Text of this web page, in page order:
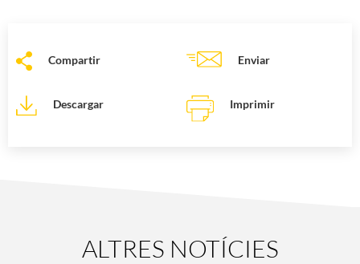
Compartir Enviar
Descargar Imprimir
ALTRES NOTÍCIES